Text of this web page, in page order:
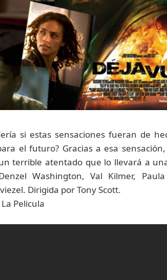
si estas sensaciones fueran de
el futuro? Gracias a esa
terrible atentado que lo llevará a
Washington, Val Kilmer,
Dirigida por Tony Scott.
Pelicula